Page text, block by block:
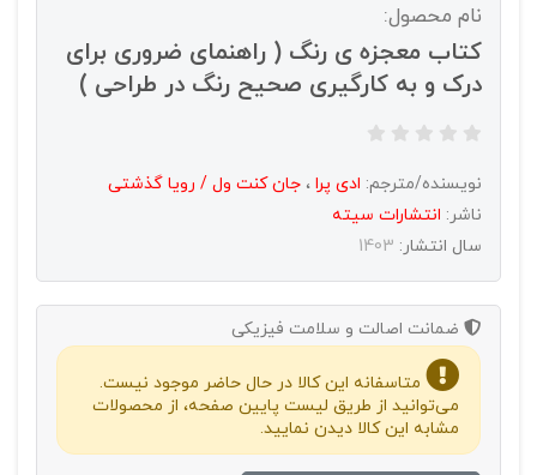
نام محصول:
کتاب معجزه ی رنگ ( راهنمای ضروری برای
درک و به کارگیری صحیح رنگ در طراحی )
نویسنده/مترجم: ادی پرا ، جان کنت ول / رویا گذشتی
ناشر: انتشارات سيته
سال انتشار: 1403
ضمانت اصالت و سلامت فیزیکی
متاسفانه این کالا در حال حاضر موجود نیست.
می‌توانید از طریق لیست پایین صفحه، از محصولات
مشابه این کالا دیدن نمایید.